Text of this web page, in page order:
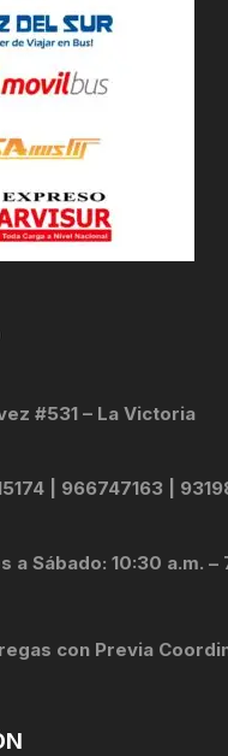
#531 – La Victoria
| 966747163 |
a Sábado: 10:30 a.m. –
con Previa